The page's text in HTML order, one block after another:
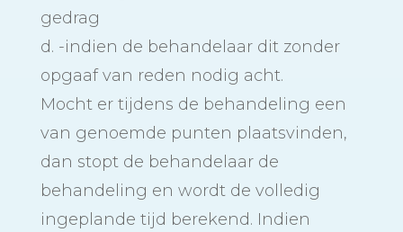
gedrag
d. -indien de behandelaar dit zonder
opgaaf van reden nodig acht.
Mocht er tijdens de behandeling een
van genoemde punten plaatsvinden,
dan stopt de behandelaar de
behandeling en wordt de volledig
ingeplande tijd berekend. Indien